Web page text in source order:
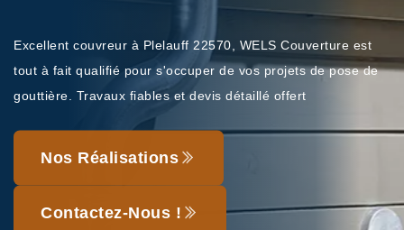
Excellent couvreur à Plelauff 22570, WELS Couverture est
tout à fait qualifié pour s'occuper de vos projets de pose de
gouttière. Travaux fiables et devis détaillé offert
Nos Réalisations
Contactez-Nous !